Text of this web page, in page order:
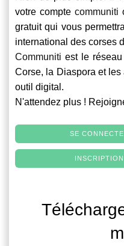
votre compte communiti
gratuit qui vous
international des corses
Communiti est le
Corse, la Diaspora et
outil digital.
N'attendez plus !
SE
INSCRIPTION